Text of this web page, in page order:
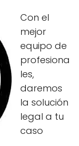
Con el
mejor
equipo de
profesiona
les,
daremos
la solución
legal a tu
caso